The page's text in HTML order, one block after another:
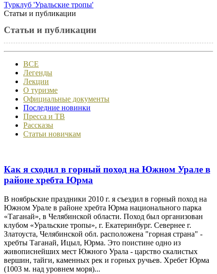
Турклуб 'Уральские тропы'
Статьи и публикации
Статьи и публикации
ВСЕ
Легенды
Лекции
О туризме
Официальные документы
Последние новинки
Пресса и ТВ
Рассказы
Статьи новичкам
Как я сходил в горный поход на Южном Урале в
районе хребта Юрма
В ноябрьские праздники 2010 г. я съездил в горный поход на
Южном Урале в районе хребта Юрма национального парка
«Таганай», в Челябинской области. Поход был организован
клубом «Уральские тропы», г. Екатеринбург. Севернее г.
Златоуста, Челябинской обл. расположена "горная страна" -
хребты Таганай, Ицыл, Юрма. Это поистине одно из
живописнейших мест Южного Урала - царство скалистых
вершин, тайги, каменных рек и горных ручьев. Хребет Юрма
(1003 м. над уровнем моря)...